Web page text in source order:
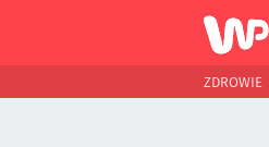
ZDROWIE